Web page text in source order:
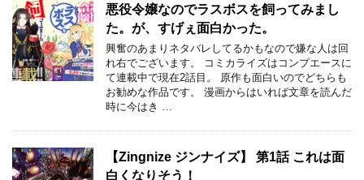
悪役令嬢なのでラスボスを飼ってみまし
た。が、すげぇ面白かった。
興奮のあまりネタバレしてるかもなので嫌な人は回
れ右でございます。 コミカライズはコンプエースに
て連載中で現在2話目。 原作も面白いのでどちらも
お勧めな作品です。 漫画からはいれば文章を読んだ
時に今はき …
【Zingnize ジンナイズ】 第1話 これは面
白くなりそう！